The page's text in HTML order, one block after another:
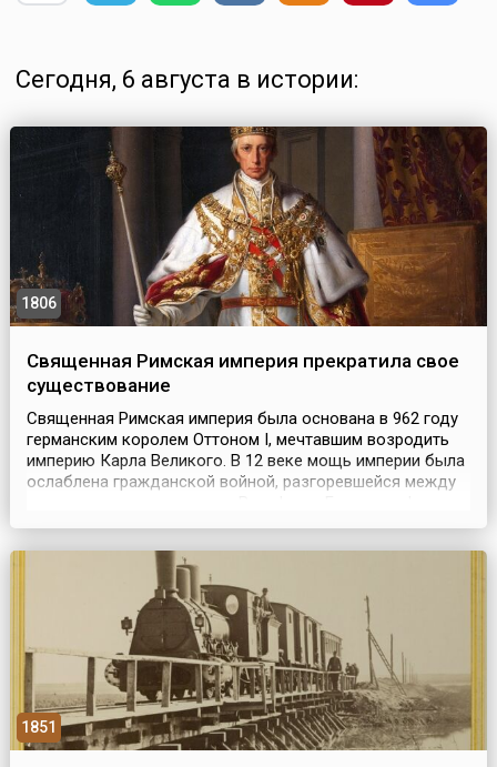
Сегодня, 6 августа в истории:
1806
Священная Римская империя прекратила свое
существование
Священная Римская империя была основана в 962 году
германским королем Оттоном I, мечтавшим возродить
империю Карла Великого. В 12 веке мощь империи была
ослаблена гражданской войной, разгоревшейся между
Начиная с 1438 года императорская корона Священной
Габсбургов, которые, следуя общей тенденции, ...
1851